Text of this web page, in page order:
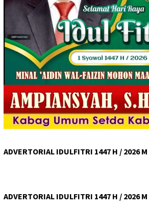
ADVERTORIAL IDULFITRI 1447 H / 2026 M
ADVERTORIAL IDULFITRI 1447 H / 2026 M